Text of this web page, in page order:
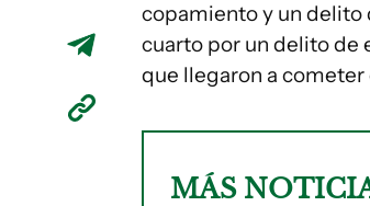
copamiento y un delito
cuarto por un delito de
que llegaron a cometer
MÁS